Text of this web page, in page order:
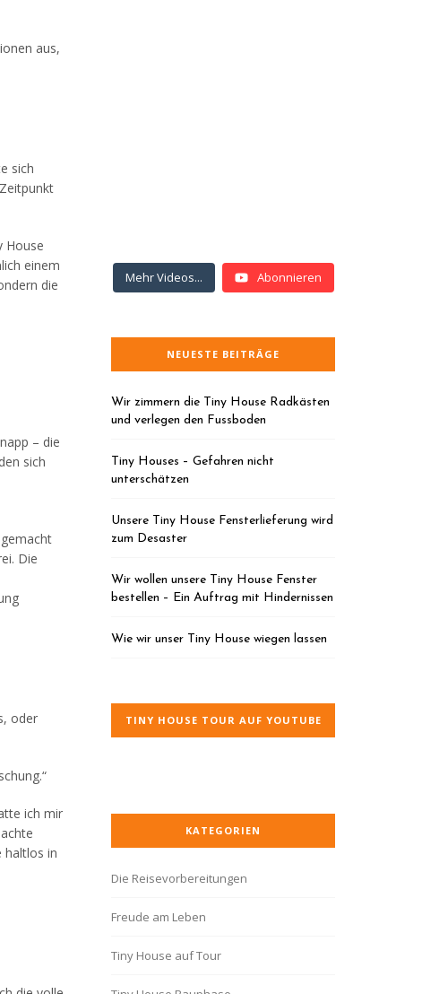
aus,
sich
House
einem
die
– die
sich
Die
oder
ich mir
haltlos in
Mehr Videos... Abonnieren
NEUESTE BEITRÄGE
Wir zimmern die Tiny House Radkästen
und verlegen den Fussboden
Tiny Houses – Gefahren nicht
unterschätzen
Unsere Tiny House Fensterlieferung wird
zum Desaster
Wir wollen unsere Tiny House Fenster
bestellen – Ein Auftrag mit Hindernissen
Wie wir unser Tiny House wiegen lassen
TINY HOUSE TOUR AUF YOUTUBE
KATEGORIEN
Die Reisevorbereitungen
Freude am Leben
Tiny House auf Tour